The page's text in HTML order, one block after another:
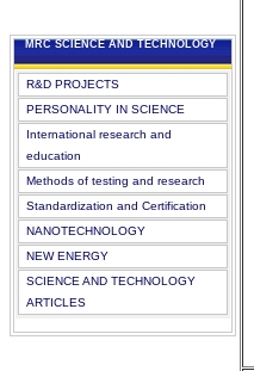
MRC SCIENCE AND TECHNOLOGY
R&D PROJECTS
PERSONALITY IN SCIENCE
International research and
education
Methods of testing and research
Standardization and Certification
NANOTECHNOLOGY
NEW ENERGY
SCIENCE AND TECHNOLOGY
ARTICLES